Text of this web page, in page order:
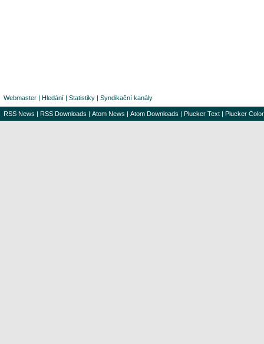
Webmaster | Hledání | Statistiky | Syndikační kanály
RSS News | RSS Downloads | Atom News | Atom Downloads | Plucker Text | Plucker Color